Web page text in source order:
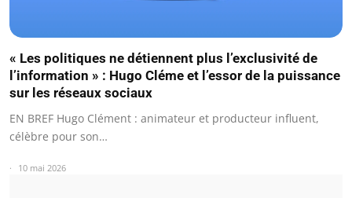
« Les politiques ne détiennent plus l’exclusivité de
l’information » : Hugo Cléme et l’essor de la puissance
sur les réseaux sociaux
EN BREF Hugo Clément : animateur et producteur influent,
célèbre pour son…
10 mai 2026